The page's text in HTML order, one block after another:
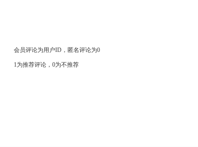
会员评论为用户ID，匿名评论为0
1为推荐评论，0为不推荐